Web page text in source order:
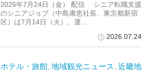
2026年7月24日（金） 配信 シニア転職支援
のシニアジョブ（中島康恵社長、東京都新宿
区）は7月14日（火）、運...
2026.07.24
ホテル・旅館, 地域観光ニュース 近畿地